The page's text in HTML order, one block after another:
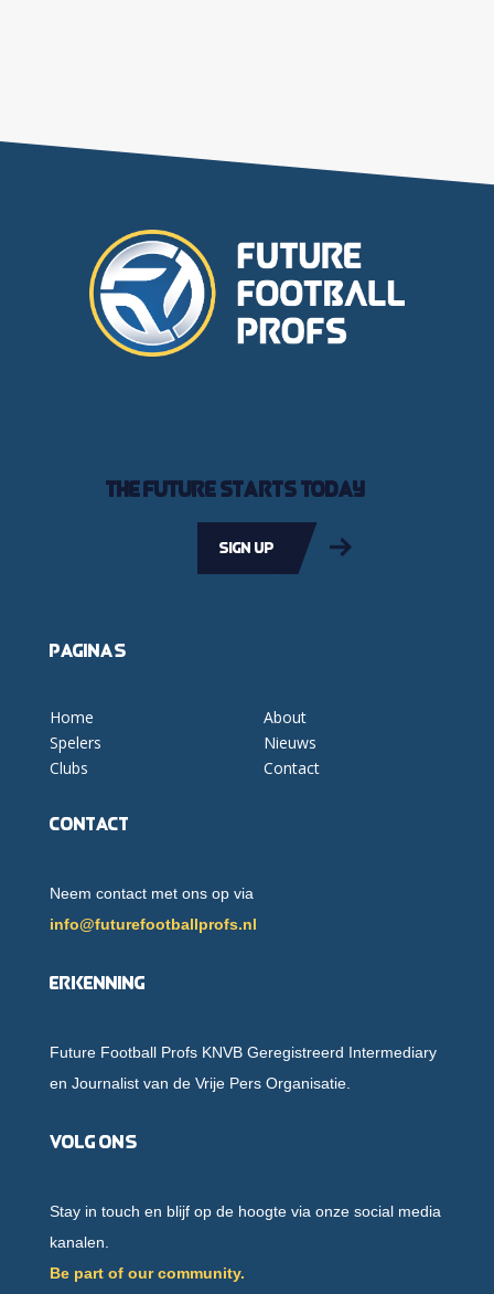
The future starts today
Sign up
Pagina's
Home
Spelers
Clubs
About
Nieuws
Contact
Contact
Neem contact met ons op via
info@futurefootballprofs.nl
Erkenning
Future Football Profs KNVB Geregistreerd Intermediary
en Journalist van de Vrije Pers Organisatie.
Volg ons
Stay in touch en blijf op de hoogte via onze social media
kanalen.
Be part of our community.